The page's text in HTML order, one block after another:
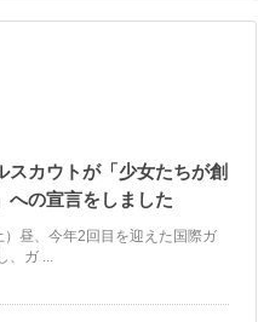
スカウトが「少女たちが創
への宣言をしました
昼、今年2回目を迎えた国際ガ
、ガ ...